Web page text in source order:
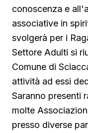
conoscenza e
associative in
svolgerà per i
Settore Adulti si
Comune di
attività ad essi
Saranno presenti
molte
presso diverse